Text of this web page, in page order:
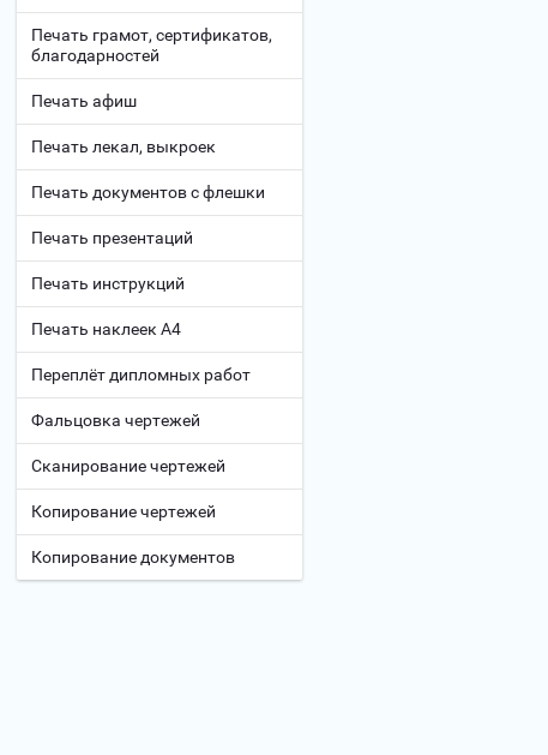
Печать грамот, сертификатов,
благодарностей
Печать афиш
Печать лекал, выкроек
Печать документов с флешки
Печать презентаций
Печать инструкций
Печать наклеек А4
Переплёт дипломных работ
Фальцовка чертежей
Сканирование чертежей
Копирование чертежей
Копирование документов